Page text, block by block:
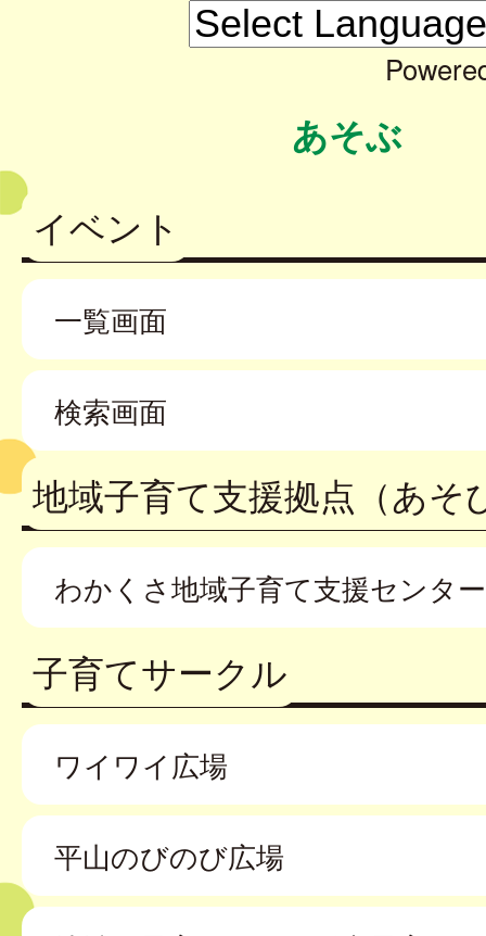
あそぶ
イベント
一覧画面
検索画面
地域子育て支援拠点（あそ
わかくさ地域子育て支援センター
子育てサークル
ワイワイ広場
平山のびのび広場